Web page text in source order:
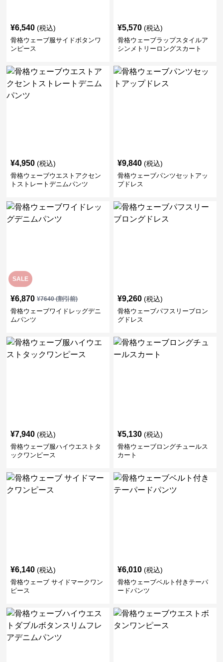
¥6,540 (税込)
骨格ウェーブ服サイドボタンワ
ンピース
¥5,570 (税込)
骨格ウェーブラップスタイルア
シンメトリーロングスカート
¥4,950 (税込)
骨格ウェーブウエストアクセン
トストレートデニムパンツ
¥9,840 (税込)
骨格ウェーブパンツセットアッ
プドレス
SALE
¥6,870 ¥7640(割引前)
骨格ウェーブワイドレッグデニ
ムパンツ
¥9,260 (税込)
骨格ウェーブパフスリーブロン
グドレス
¥7,940 (税込)
骨格ウェーブ服ハイウエストタ
ックワンピース
¥5,130 (税込)
骨格ウェーブロングチュールス
カート
¥6,140 (税込)
骨格ウェーブ サイドマークワン
ピース
¥6,010 (税込)
骨格ウェーブベルト付きテーパ
ードパンツ